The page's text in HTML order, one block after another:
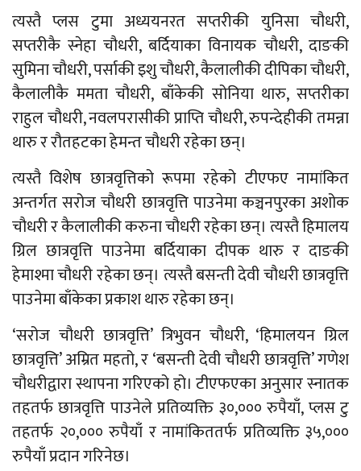
त्यस्तै प्लस टुमा अध्ययनरत सप्तरीकी युनिसा चौधरी,
सप्तरीकै स्नेहा चौधरी, बर्दियाका विनायक चौधरी, दाङकी
सुमिना चौधरी, पर्साकी इशु चौधरी, कैलालीकी दीपिका चौधरी,
कैलालीकै ममता चौधरी, बाँकेकी सोनिया थारु, सप्तरीका
राहुल चौधरी, नवलपरासीकी प्राप्ति चौधरी, रुपन्देहीकी तमन्ना
थारु र रौतहटका हेमन्त चौधरी रहेका छन्।
त्यस्तै विशेष छात्रवृत्तिको रूपमा रहेको टीएफए नामांकित
अन्तर्गत सरोज चौधरी छात्रवृत्ति पाउनेमा कञ्चनपुरका अशोक
चौधरी र कैलालीकी करुना चौधरी रहेका छन्। त्यस्तै हिमालय
ग्रिल छात्रवृत्ति पाउनेमा बर्दियाका दीपक थारु र दाङकी
हेमाश्मा चौधरी रहेका छन्। त्यस्तै बसन्ती देवी चौधरी छात्रवृत्ति
पाउनेमा बाँकेका प्रकाश थारु रहेका छन्।
‘सरोज चौधरी छात्रवृत्ति’ त्रिभुवन चौधरी, ‘हिमालयन ग्रिल
छात्रवृत्ति’ अम्रित महतो, र ‘बसन्ती देवी चौधरी छात्रवृत्ति’ गणेश
चौधरीद्वारा स्थापना गरिएको हो। टीएफएका अनुसार स्नातक
तहतर्फ छात्रवृत्ति पाउनेले प्रतिव्यक्ति ३०,००० रुपैयाँ, प्लस टु
तहतर्फ २०,००० रुपैयाँ र नामांकिततर्फ प्रतिव्यक्ति ३५,०००
रुपैयाँ प्रदान गरिनेछ।